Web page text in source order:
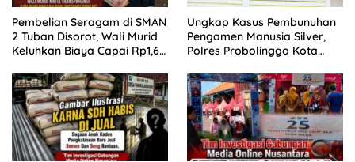
Pembelian Seragam di SMAN
2 Tuban Disorot, Wali Murid
Keluhkan Biaya Capai Rp1,6
Ungkap Kasus Pembunuhan
Pengamen Manusia Silver,
Polres Probolinggo Kota